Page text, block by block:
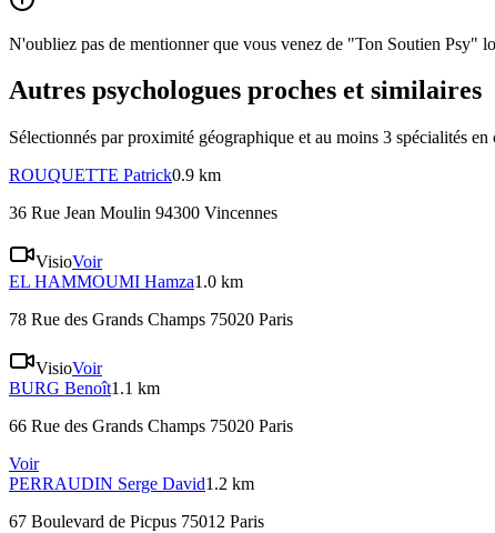
N'oubliez pas de mentionner que vous venez de "Ton Soutien Psy"
Autres psychologues proches et similaires
Sélectionnés par proximité géographique et au moins 3 spécialités en
ROUQUETTE Patrick0.9 km
36 Rue Jean Moulin 94300 Vincennes
VisioVoir
EL HAMMOUMI Hamza1.0 km
78 Rue des Grands Champs 75020 Paris
VisioVoir
BURG Benoît1.1 km
66 Rue des Grands Champs 75020 Paris
Voir
PERRAUDIN Serge David1.2 km
67 Boulevard de Picpus 75012 Paris